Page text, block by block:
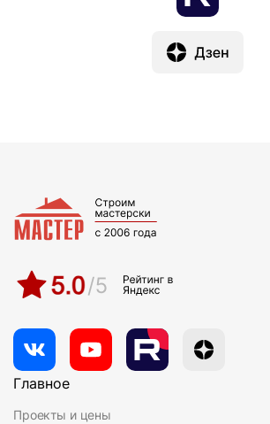
Главное
Проекты и цены